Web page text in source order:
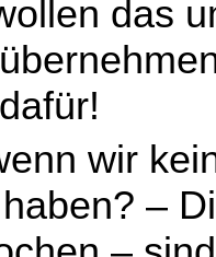
das
wir
–